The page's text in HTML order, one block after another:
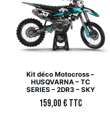
Kit déco Motocross –
HUSQVARNA – TC
SERIES – 2DR3 – SKY
159,00€ TTC